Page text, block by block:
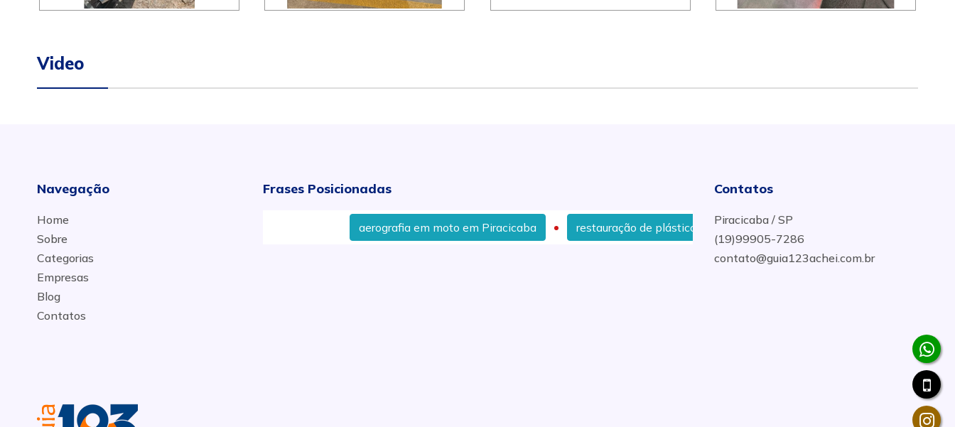
Video
Navegação
Home
Sobre
Categorias
Empresas
Blog
Contatos
Frases Posicionadas
aerografia em moto em Piracicaba restauração de plástico de moto Piracicaba personalizar pintura de motos
Contatos
Piracicaba / SP
(19)99905-7286
contato@guia123achei.com.br